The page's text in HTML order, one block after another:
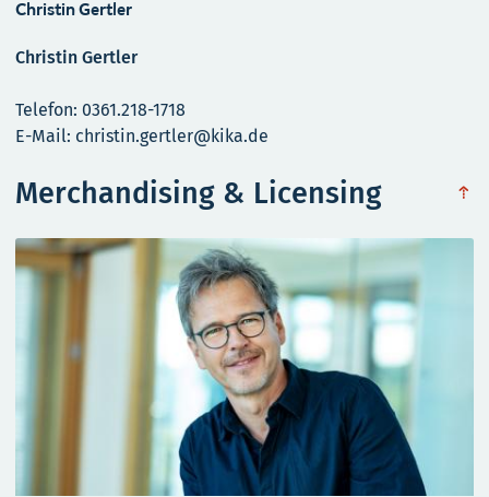
Christin Gertler
Christin Gertler
Telefon: 0361.218-1718
E-Mail: christin.gertler@kika.de
Merchandising & Licensing